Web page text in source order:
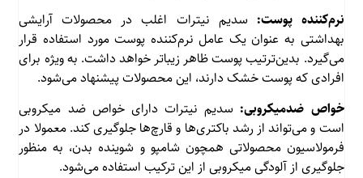
نرم‌کننده پوست: سدیم نیترات اغلب در محصولات آرایشی
بهداشتی به عنوان یک عامل نرم‌کننده پوست مورد استفاده قرار
می‌گیرد. بدین‌ترتیب پوست ظاهر زیباتر خواهد داشت. به ویژه برای
افرادی که پوست خشک دارند، این محصولات پیشنهاد می‌شود.
خواص ضدمیکروبی: سدیم نیترات دارای خواص ضد میکروبی
است و می‌تواند از رشد باکتری‌ها و قارچ‌ها جلوگیری کند. معمولا در
فرمولاسیون محصولاتی همچون شامپو و شوینده بدن، به منظور
جلوگیری از آلودگی میکروبی از این ترکیب استفاده می‌شود.